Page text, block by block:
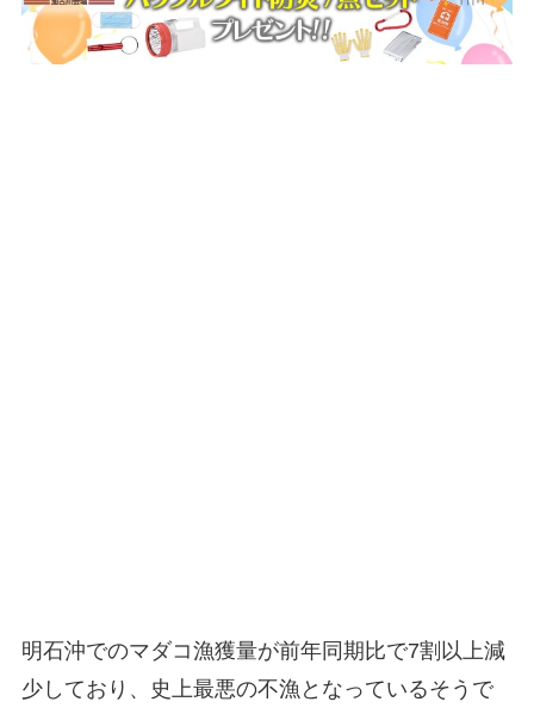
明石沖でのマダコ漁獲量が前年同期比で7割以上減
少しており、史上最悪の不漁となっているそうで